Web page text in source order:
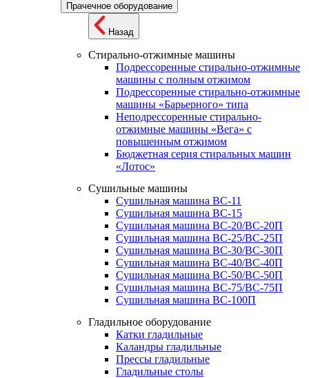
Прачечное оборудование
Назад
Стирально-отжимные машины
Подрессоренные стирально-отжимные
машины с полным отжимом
Подрессоренные стирально-отжимные
машины «Барьерного» типа
Неподрессоренные стирально-
отжимные машины «Вега» с
повышенным отжимом
Бюджетная серия стиральных машин
«Лотос»
Сушильные машины
Сушильная машина ВС-11
Сушильная машина ВС-15
Сушильная машина ВС-20/ВС-20П
Сушильная машина ВС-25/ВС-25П
Сушильная машина ВС-30/ВС-30П
Сушильная машина ВС-40/ВС-40П
Сушильная машина ВС-50/ВС-50П
Сушильная машина ВС-75/ВС-75П
Сушильная машина ВС-100П
Гладильное оборудование
Катки гладильные
Каландры гладильные
Прессы гладильные
Гладильные столы